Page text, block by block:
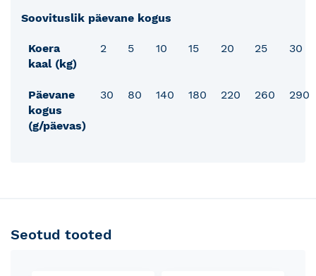
Soovituslik päevane kogus
Koera
kaal (kg)
2 5 10 15 20 25 30
Päevane
kogus
(g/päevas)
30 80 140 180 220 260 290
Seotud tooted